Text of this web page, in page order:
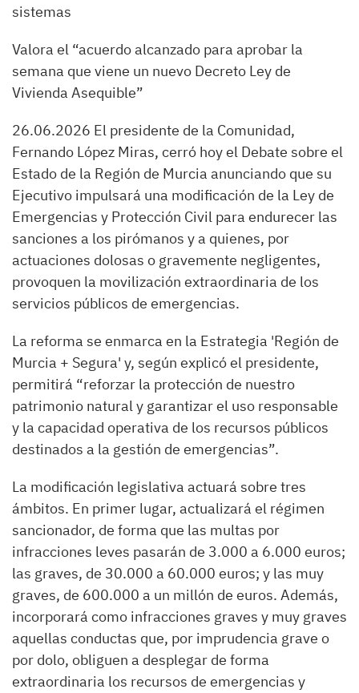
sistemas
Valora el “acuerdo alcanzado para aprobar la
semana que viene un nuevo Decreto Ley de
Vivienda Asequible”
26.06.2026 El presidente de la Comunidad,
Fernando López Miras, cerró hoy el Debate sobre el
Estado de la Región de Murcia anunciando que su
Ejecutivo impulsará una modificación de la Ley de
Emergencias y Protección Civil para endurecer las
sanciones a los pirómanos y a quienes, por
actuaciones dolosas o gravemente negligentes,
provoquen la movilización extraordinaria de los
servicios públicos de emergencias.
La reforma se enmarca en la Estrategia 'Región de
Murcia + Segura' y, según explicó el presidente,
permitirá “reforzar la protección de nuestro
patrimonio natural y garantizar el uso responsable
y la capacidad operativa de los recursos públicos
destinados a la gestión de emergencias”.
La modificación legislativa actuará sobre tres
ámbitos. En primer lugar, actualizará el régimen
sancionador, de forma que las multas por
infracciones leves pasarán de 3.000 a 6.000 euros;
las graves, de 30.000 a 60.000 euros; y las muy
graves, de 600.000 a un millón de euros. Además,
incorporará como infracciones graves y muy graves
aquellas conductas que, por imprudencia grave o
por dolo, obliguen a desplegar de forma
extraordinaria los recursos de emergencias y